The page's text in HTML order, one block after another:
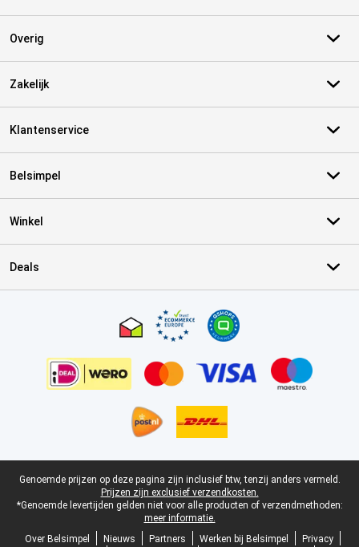
Overig
Zakelijk
Klantenservice
Belsimpel
Winkel
Deals
Juridische voettekst
Genoemde prijzen op deze pagina zijn inclusief btw, tenzij anders vermeld.
Prijzen zijn exclusief verzendkosten.
*Genoemde levertijden gelden niet voor alle producten of verzendmethoden:
meer informatie.
Over Belsimpel
Nieuws Partners Werken bij Belsimpel
Privacy